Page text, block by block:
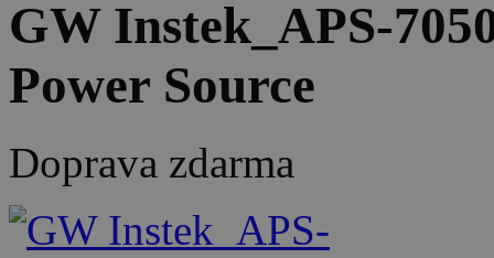
GW Instek_APS-
Power Source
Doprava zdarma